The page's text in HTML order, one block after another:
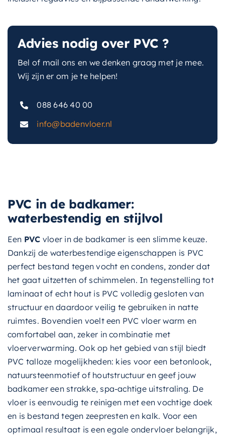
Advies nodig over PVC ?
Bel of mail ons en we denken graag met je mee.
Wij zijn er om je te helpen!
088 646 40 00
info@badenvloer.nl
PVC in de badkamer:
waterbestendig en stijlvol
Een PVC vloer in de badkamer is een slimme keuze.
Dankzij de waterbestendige eigenschappen is PVC
perfect bestand tegen vocht en condens, zonder dat
het gaat uitzetten of schimmelen. In tegenstelling tot
laminaat of echt hout is PVC volledig gesloten van
structuur en daardoor veilig te gebruiken in natte
ruimtes. Bovendien voelt een PVC vloer warm en
comfortabel aan, zeker in combinatie met
vloerverwarming. Ook op het gebied van stijl biedt
PVC talloze mogelijkheden: kies voor een betonlook,
natuursteenmotief of houtstructuur en geef jouw
badkamer een strakke, spa-achtige uitstraling. De
vloer is eenvoudig te reinigen met een vochtige doek
en is bestand tegen zeepresten en kalk. Voor een
optimaal resultaat is een egale ondervloer belangrijk,